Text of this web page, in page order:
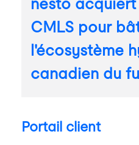
nesto
CMLS pour
l'écosystème
canadien du
Portail client